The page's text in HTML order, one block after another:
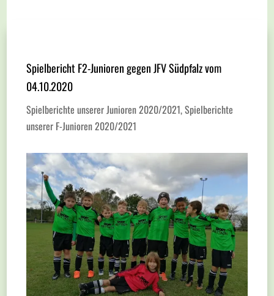
Spielbericht F2-Junioren gegen JFV Südpfalz vom
04.10.2020
Spielberichte unserer Junioren 2020/2021,Spielberichte
unserer F-Junioren 2020/2021